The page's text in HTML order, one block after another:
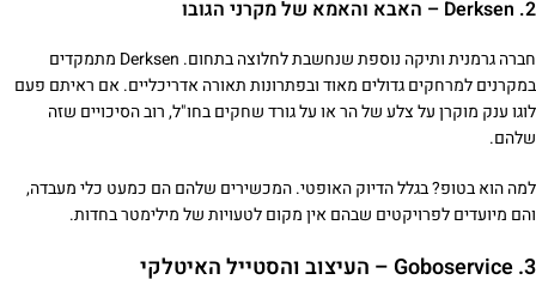
2. Derksen – האבא והאמא של מקרני הגובו
חברה גרמנית ותיקה נוספת שנחשבת לחלוצה בתחום. Derksen מתמקדים
במקרנים למרחקים גדולים מאוד ובפתרונות תאורה אדריכליים. אם ראיתם פעם
לוגו ענק מוקרן על צלע של הר או על גורד שחקים בחו"ל, רוב הסיכויים שזה
שלהם.
למה הוא בטופ? בגלל הדיוק האופטי. המכשירים שלהם הם כמעט כלי מעבדה,
והם מיועדים לפרויקטים שבהם אין מקום לטעויות של מילימטר בחדות.
3. Goboservice – העיצוב והסטייל האיטלקי